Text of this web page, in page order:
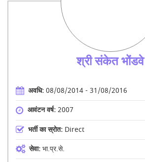
श्री संकेत भोंडवे
अवधि:08/08/2014 - 31/08/2016
आवंटन वर्ष:2007
भर्ती का स्रोत: Direct
सेवा:भा.प्र.से.